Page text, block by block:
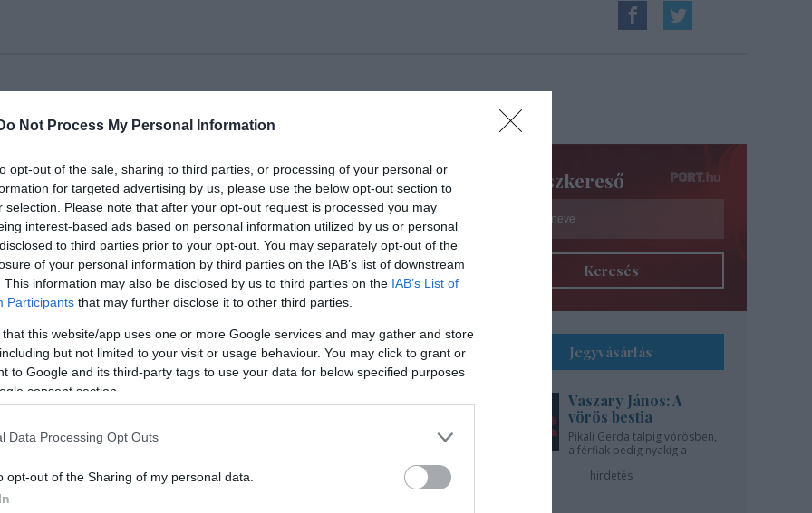
Not Process My Personal Information
opt-out of the sale, sharing to third parties, or processing of your personal or
for targeted advertising by us, please use the below opt-out section to
selection. Please note that after your opt-out request is processed you may
interest-based ads based on personal information utilized by us or personal
to third parties prior to your opt-out. You may separately opt-out of the
of your personal information by third parties on the IAB’s list of downstream
This information may also be disclosed by us to third parties on the IAB’s List of
Participants that may further disclose it to other third parties.
that this website/app uses one or more Google services and may gather and store
but not limited to your visit or usage behaviour. You may click to grant or
to Google and its third-party tags to use your data for below specified purposes
consent section.
Data Processing Opt Outs
opt-out of the Sharing of my personal data.
kiegészülve eljátssza a Bergendy legnagyobb
és zenekarvezető
kiegészülve eljátssza a Bergendy legnagyobb
Színészkereső
Keresés
Jegyvásárlás
Vaszary János: A
vörös bestia
Pikali Gerda talpig vörösben,
a férfiak pedig nyakig a
hirdetés